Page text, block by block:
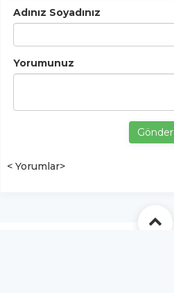
Adınız Soyadınız
Yorumunuz
Gönder
< Yorumlar>